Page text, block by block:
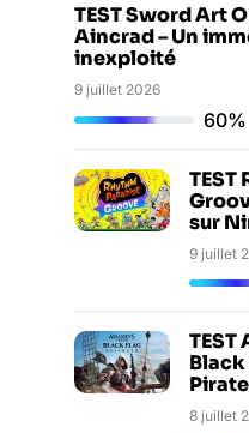
TEST Sword Art
Aincrad – Un
inexploité
9 juillet 2026
60%
TEST
sur
9 juillet
TEST
Black
8 juillet